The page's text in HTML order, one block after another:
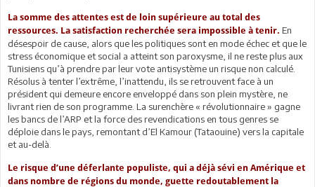
La somme des attentes est de loin supérieure au total des
ressources. La satisfaction recherchée sera impossible à tenir. En
désespoir de cause, alors que les politiques sont en mode échec et que le
stress économique et social a atteint son paroxysme, il ne reste plus aux
Tunisiens qu’à prendre par leur vote antisystème un risque non calculé.
Résolus à tenter l’extrême, l’inattendu, ils se retrouvent face à un
président qui demeure encore enveloppé dans son plein mystère, ne
livrant rien de son programme. La surenchère « révolutionnaire » gagne
les bancs de l’ARP et la force des revendications en tous genres se
déploie dans le pays, remontant d’El Kamour (Tataouine) vers la capitale
et au-delà.
Le risque d’une déferlante populiste, qui a déjà sévi en Amérique et
dans nombre de régions du monde, guette redoutablement la